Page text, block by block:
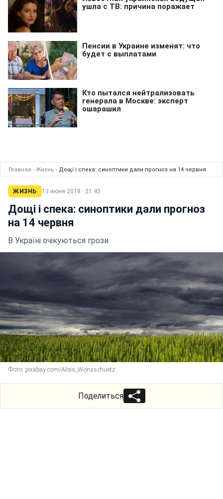
Главная › Жизнь › Дощі і спека: синоптики дали прогноз на 14 червня
ЖИЗНЬ 13 июня 2018 · 21:45
Дощі і спека: синоптики дали прогноз
на 14 червня
В Україні очікуються грози
Фото: pixabay.com/Alois_Wonaschuetz
Поделиться